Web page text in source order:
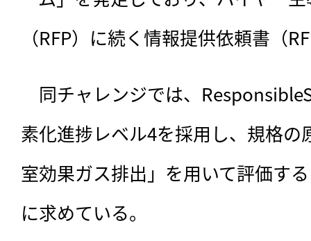
（RFP）に続く情報提供依頼書（
同チャレンジでは、
素化進捗レベル4を採用し、規格の
室効果ガス排出」を用いて評価す
に求めている。